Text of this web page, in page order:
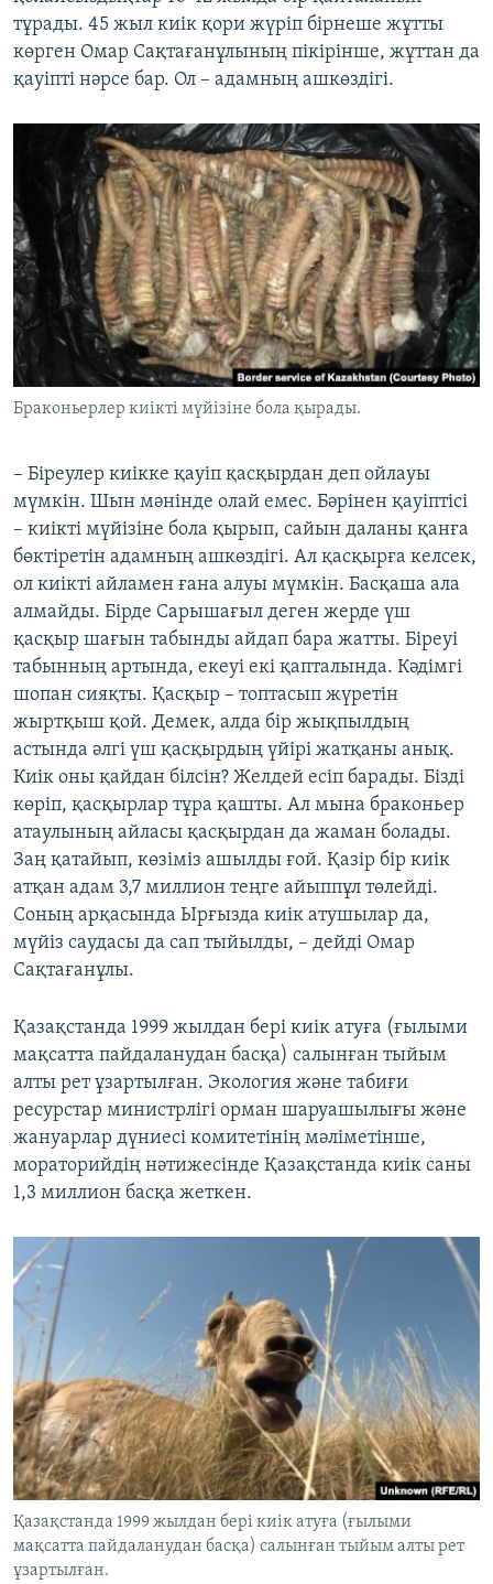
тұрады. 45 жыл киік қори жүріп бірнеше жұтты
көрген Омар Сақтағанұлының пікірінше, жұттан да
қауіпті нәрсе бар. Ол – адамның ашкөздігі.
Браконьерлер киікті мүйізіне бола қырады.
– Біреулер киікке қауіп қасқырдан деп ойлауы
мүмкін. Шын мәнінде олай емес. Бәрінен қауіптісі
– киікті мүйізіне бола қырып, сайын даланы қанға
бөктіретін адамның ашкөздігі. Ал қасқырға келсек,
ол киікті айламен ғана алуы мүмкін. Басқаша ала
алмайды. Бірде Сарышағыл деген жерде үш
қасқыр шағын табынды айдап бара жатты. Біреуі
табынның артында, екеуі екі қапталында. Кәдімгі
шопан сияқты. Қасқыр – топтасып жүретін
жыртқыш қой. Демек, алда бір жықпылдың
астында әлгі үш қасқырдың үйірі жатқаны анық.
Киік оны қайдан білсін? Желдей есіп барады. Бізді
көріп, қасқырлар тұра қашты. Ал мына браконьер
атаулының айласы қасқырдан да жаман болады.
Заң қатайып, көзіміз ашылды ғой. Қазір бір киік
атқан адам 3,7 миллион теңге айыппұл төлейді.
Соның арқасында Ырғызда киік атушылар да,
мүйіз саудасы да сап тыйылды, – дейді Омар
Сақтағанұлы.
Қазақстанда 1999 жылдан бері киік атуға (ғылыми
мақсатта пайдаланудан басқа) салынған тыйым
алты рет ұзартылған. Экология және табиғи
ресурстар министрлігі орман шаруашылығы және
жануарлар дүниесі комитетінің мәліметінше,
мораторийдің нәтижесінде Қазақстанда киік саны
1,3 миллион басқа жеткен.
Қазақстанда 1999 жылдан бері киік атуға (ғылыми
мақсатта пайдаланудан басқа) салынған тыйым алты рет
ұзартылған.